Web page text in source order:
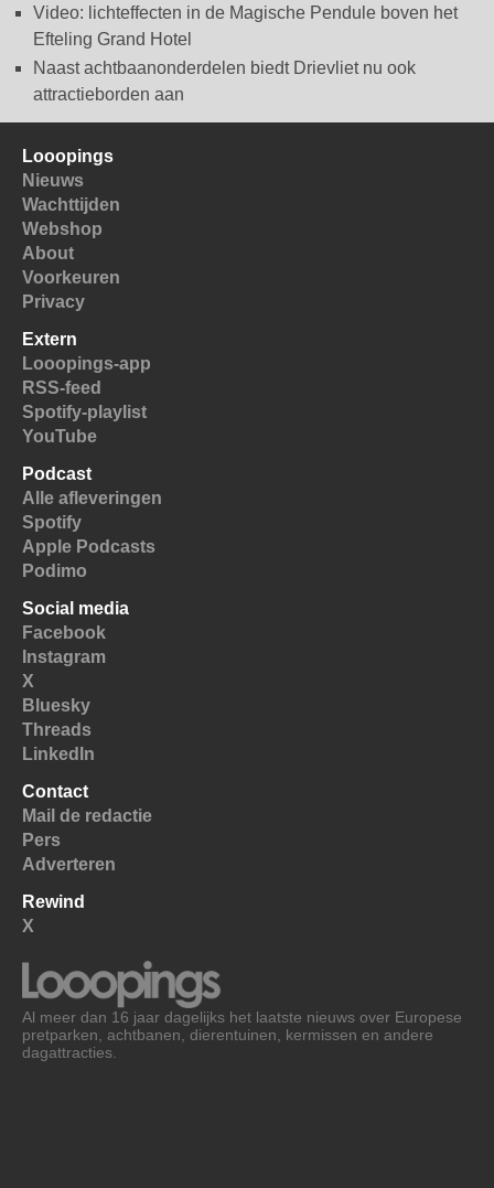
Video: lichteffecten in de Magische Pendule boven het
Efteling Grand Hotel
Naast achtbaanonderdelen biedt Drievliet nu ook
attractieborden aan
Looopings
Nieuws
Wachttijden
Webshop
About
Voorkeuren
Privacy
Extern
Looopings-app
RSS-feed
Spotify-playlist
YouTube
Podcast
Alle afleveringen
Spotify
Apple Podcasts
Podimo
Social media
Facebook
Instagram
X
Bluesky
Threads
LinkedIn
Contact
Mail de redactie
Pers
Adverteren
Rewind
X
Al meer dan 16 jaar dagelijks het laatste nieuws over Europese
pretparken, achtbanen, dierentuinen, kermissen en andere
dagattracties.